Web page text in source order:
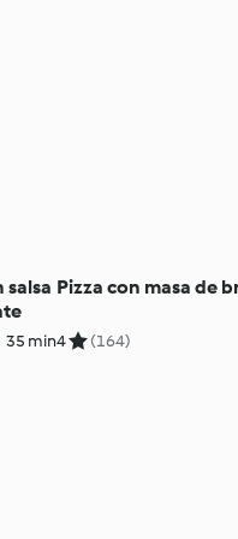
salsa
35 min
Pizza con masa de
4 (164)